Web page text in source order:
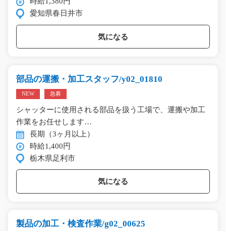
愛知県春日井市
気になる
部品の運搬・加工スタッフ/y02_01810
NEW 急募
シャッターに使用される部品を扱う工場で、運搬や加工
作業をお任せします…
長期（3ヶ月以上）
時給1,400円
栃木県足利市
気になる
製品の加工・検査作業/g02_00625